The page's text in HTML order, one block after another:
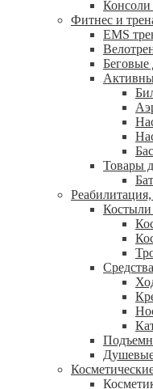
Консоли
Фитнес и
EMS
Беговые
Товары
Костыли
Душевые